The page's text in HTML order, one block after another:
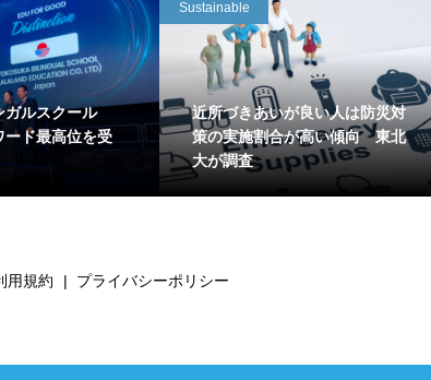
ガルスクール
ード最高位を受
Sustainable
近所づきあいが良い人は防災対
策の実施割合が高い傾向 東北
大が調査
用規約 プライバシーポリシー